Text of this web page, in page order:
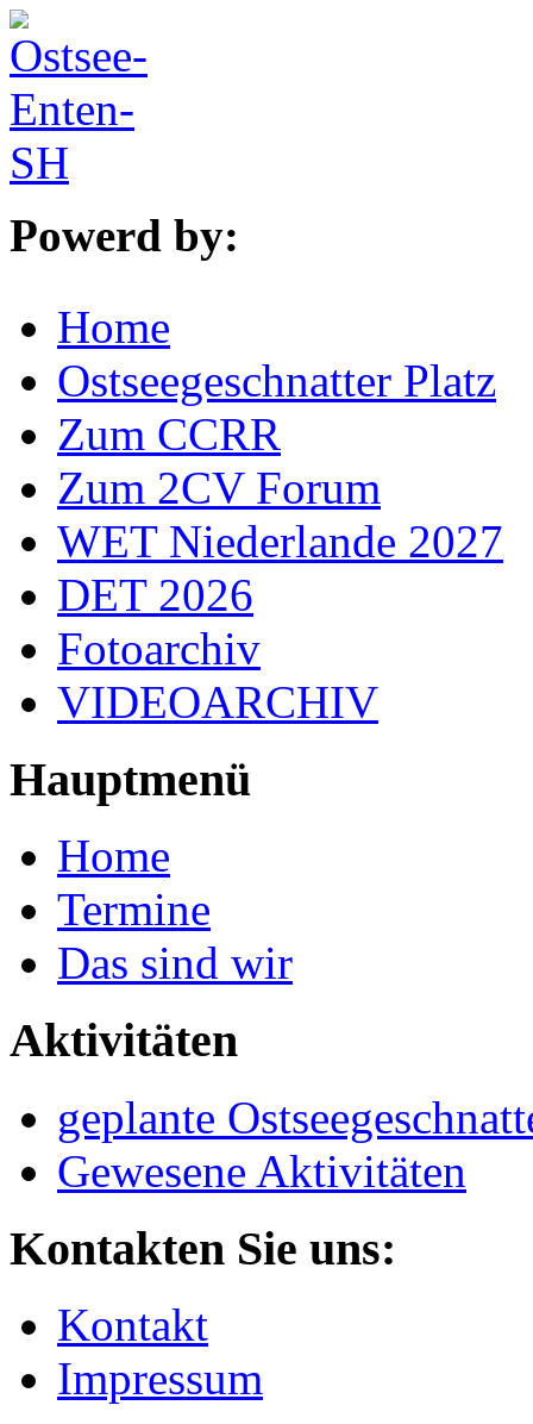
Powerd by:
Home
Ostseegeschnatter Platz
Zum CCRR
Zum 2CV Forum
WET Niederlande 2027
DET 2026
Fotoarchiv
VIDEOARCHIV
Hauptmenü
Home
Termine
Das sind wir
Aktivitäten
geplante
Gewesene Aktivitäten
Kontakten Sie uns:
Kontakt
Impressum